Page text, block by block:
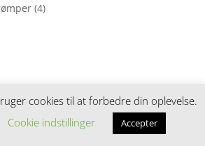
(4)
cookies til at forbedre din oplevelse.
Cookie indstillinger Accepter